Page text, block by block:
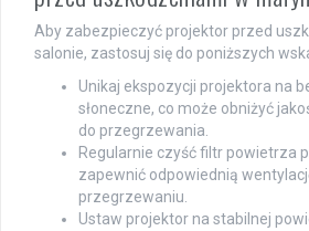
Aby zabezpieczyć projektor przed
salonie, zastosuj się do poniższych
Unikaj ekspozycji projektora na
słoneczne, co może obniżyć
do przegrzewania.
Regularnie czyść filtr powietrza
zapewnić odpowiednią
przegrzewaniu.
Ustaw projektor na stabilnej